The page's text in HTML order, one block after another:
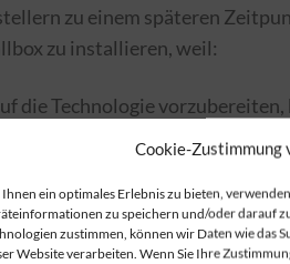
Cookie-Zustimmung
Ihnen ein optimales Erlebnis zu bieten,
zu speichern und/oder darauf
zustimmen, können wir Daten wie das
Website verarbeiten. Wenn Sie Ihre
zu einem späteren
zu installieren, weil:
die Technologie
Wallbox können zukünftige
ihre Energienutzung